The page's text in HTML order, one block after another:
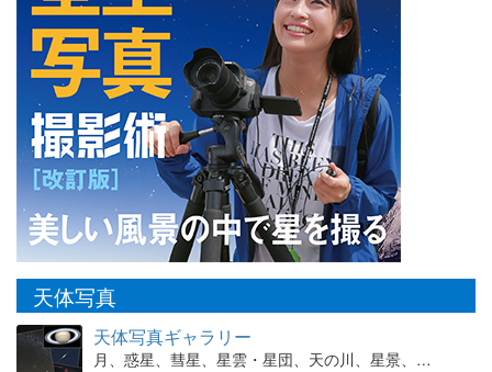
天体写真
天体写真ギャラリー
月、惑星、彗星、星雲・星団、天の川、星景、…